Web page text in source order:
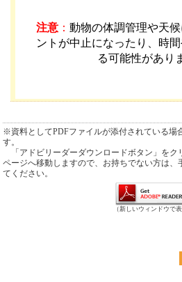
注意 ：動物の体調管理や天
ントが中止になったり、時
る可能性があり
※資料としてPDFファイルが添付されている場
す。
「アドビリーダーダウンロードボタン」をク
ページへ移動しますので、お持ちでない方は、
てください。
（新しいウィンドウで表